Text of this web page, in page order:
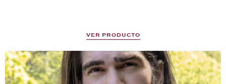
VER PRODUCTO